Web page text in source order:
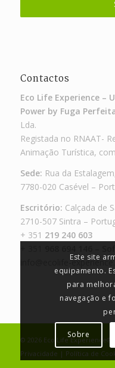
Contactos
Eco Life Experience –
Power by Fuga
Lda.
Registada no RNAAT-
Animação Turística,
Sede: Rua da
7780-020 Casével –
Escritório: Calçada de
2710-507 Sintra –
+ 351 219 240 603
info@ecolife-
© 2026 Eco Life Experience®
Privacidade | Política de
Este site
equipamento.
para
navegação e
Sobre